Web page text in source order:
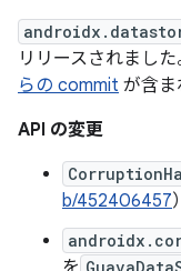
リリースされまし
らの commit が含ま
API の変更
b/452406457）